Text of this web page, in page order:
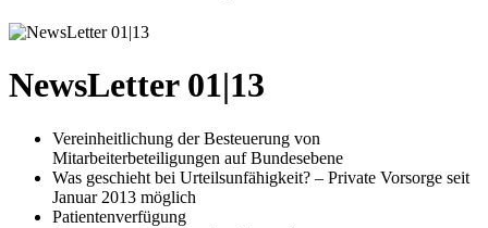
NewsLetter 01|13
Vereinheitlichung der Besteuerung von
Mitarbeiterbeteiligungen auf Bundesebene
Was geschieht bei Urteilsunfähigkeit? – Private Vorsorge seit
Januar 2013 möglich
Patientenverfügung